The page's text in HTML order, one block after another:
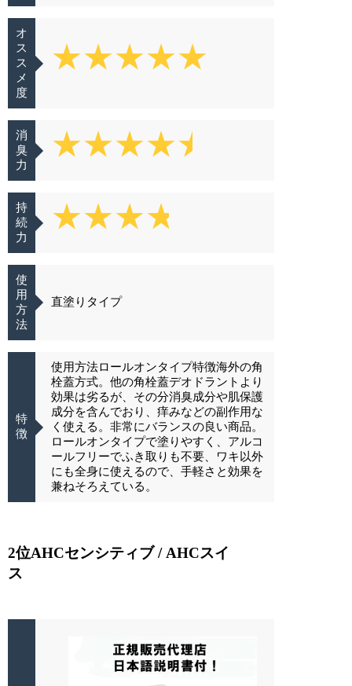
オ
ス
ス
メ
度
★★★★★
消
臭
力
★★★★★
持
続
力
★★★★★
使
用
方
法
直塗りタイプ
特
徴
使用方法ロールオンタイプ特徴海外の角
栓蓋方式。他の角栓蓋デオドラントより
効果は劣るが、その分消臭成分や肌保護
成分を含んでおり、痒みなどの副作用な
く使える。非常にバランスの良い商品。
ロールオンタイプで塗りやすく、アルコ
ールフリーでふき取りも不要、ワキ以外
にも全身に使えるので、手軽さと効果を
兼ねそろえている。
2位AHCセンシティブ / AHCスイ
ス